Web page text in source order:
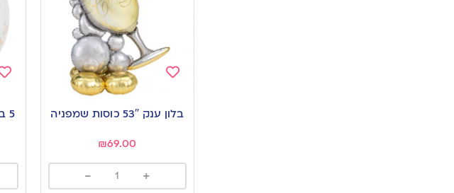
to
wishlist
בלון ענק 53″ כוסות שמפניה
₪69.00
+
-
to
5 בלוני קונפטי זהב גודל 12″